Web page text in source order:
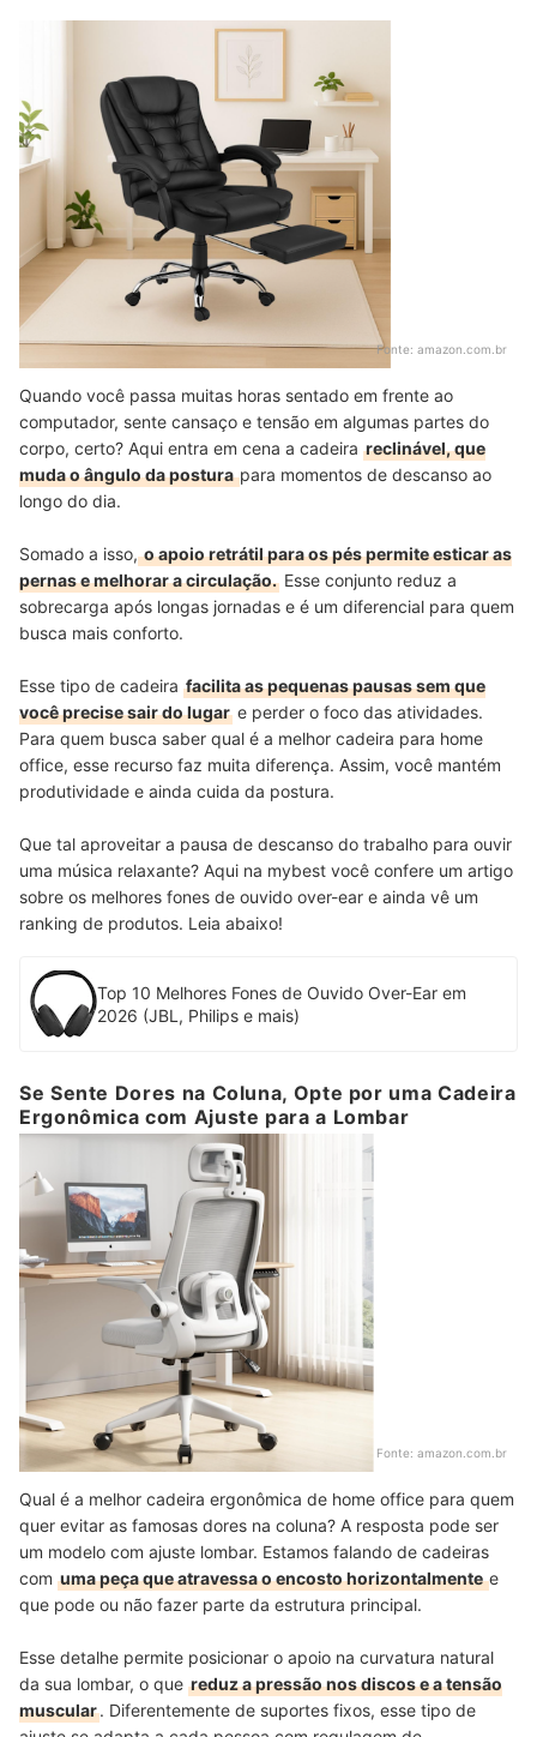
Fonte: amazon.com.br
Quando você passa muitas horas sentado em frente ao
computador, sente cansaço e tensão em algumas partes do
corpo, certo? Aqui entra em cena a cadeira reclinável, que
muda o ângulo da posturapara momentos de descanso ao
longo do dia.
Somado a isso,o apoio retrátil para os pés permite esticar as
pernas e melhorar a circulação. Esse conjunto reduz a
sobrecarga após longas jornadas e é um diferencial para quem
busca mais conforto.
Esse tipo de cadeira facilita as pequenas pausas sem que
você precise sair do lugar e perder o foco das atividades.
Para quem busca saber qual é a melhor cadeira para home
office, esse recurso faz muita diferença. Assim, você mantém
produtividade e ainda cuida da postura.
Que tal aproveitar a pausa de descanso do trabalho para ouvir
uma música relaxante? Aqui na mybest você confere um artigo
sobre os melhores fones de ouvido over-ear e ainda vê um
ranking de produtos. Leia abaixo!
Top 10 Melhores Fones de Ouvido Over-Ear em
2026 (JBL, Philips e mais)
Se Sente Dores na Coluna, Opte por uma Cadeira
Ergonômica com Ajuste para a Lombar
Fonte: amazon.com.br
Qual é a melhor cadeira ergonômica de home office para quem
quer evitar as famosas dores na coluna? A resposta pode ser
um modelo com ajuste lombar. Estamos falando de cadeiras
com uma peça que atravessa o encosto horizontalmentee
que pode ou não fazer parte da estrutura principal.
Esse detalhe permite posicionar o apoio na curvatura natural
da sua lombar, o que reduz a pressão nos discos e a tensão
muscular. Diferentemente de suportes fixos, esse tipo de